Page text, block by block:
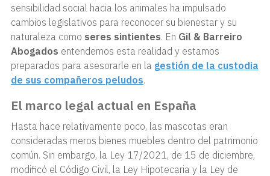
sensibilidad social hacia los animales ha impulsado
cambios legislativos para reconocer su bienestar y su
naturaleza como seres sintientes. En Gil & Barreiro
Abogados entendemos esta realidad y estamos
preparados para asesorarle en la gestión de la custodia
de sus compañeros peludos.
El marco legal actual en España
Hasta hace relativamente poco, las mascotas eran
consideradas meros bienes muebles dentro del patrimonio
común. Sin embargo, la Ley 17/2021, de 15 de diciembre,
modificó el Código Civil, la Ley Hipotecaria y la Ley de